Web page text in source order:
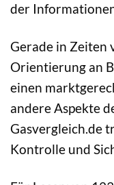
der
Gerade in Zeiten
Orientierung an
einen
andere Aspekte
Gasvergleich.de
Kontrolle und